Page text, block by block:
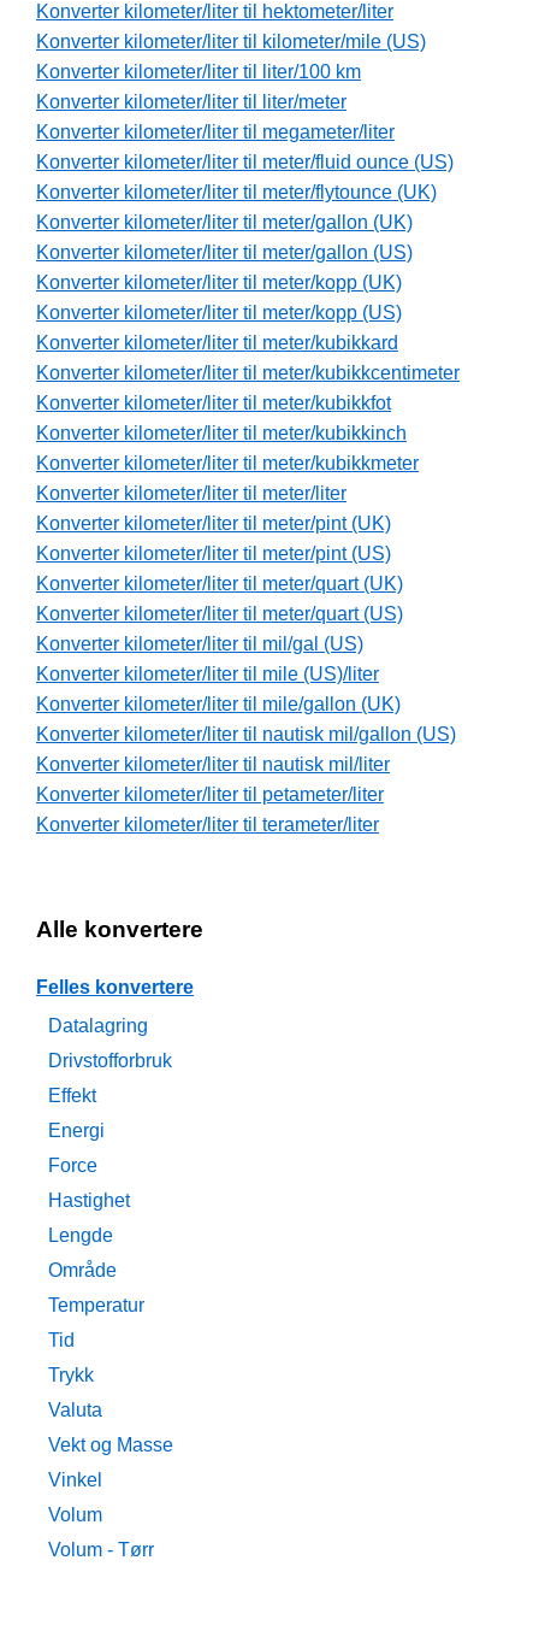
Konverter kilometer/liter til hektometer/liter
Konverter kilometer/liter til kilometer/mile (US)
Konverter kilometer/liter til liter/100 km
Konverter kilometer/liter til liter/meter
Konverter kilometer/liter til megameter/liter
Konverter kilometer/liter til meter/fluid ounce (US)
Konverter kilometer/liter til meter/flytounce (UK)
Konverter kilometer/liter til meter/gallon (UK)
Konverter kilometer/liter til meter/gallon (US)
Konverter kilometer/liter til meter/kopp (UK)
Konverter kilometer/liter til meter/kopp (US)
Konverter kilometer/liter til meter/kubikkard
Konverter kilometer/liter til meter/kubikkcentimeter
Konverter kilometer/liter til meter/kubikkfot
Konverter kilometer/liter til meter/kubikkinch
Konverter kilometer/liter til meter/kubikkmeter
Konverter kilometer/liter til meter/liter
Konverter kilometer/liter til meter/pint (UK)
Konverter kilometer/liter til meter/pint (US)
Konverter kilometer/liter til meter/quart (UK)
Konverter kilometer/liter til meter/quart (US)
Konverter kilometer/liter til mil/gal (US)
Konverter kilometer/liter til mile (US)/liter
Konverter kilometer/liter til mile/gallon (UK)
Konverter kilometer/liter til nautisk mil/gallon (US)
Konverter kilometer/liter til nautisk mil/liter
Konverter kilometer/liter til petameter/liter
Konverter kilometer/liter til terameter/liter
Alle konvertere
Felles konvertere
Datalagring
Drivstofforbruk
Effekt
Energi
Force
Hastighet
Lengde
Område
Temperatur
Tid
Trykk
Valuta
Vekt og Masse
Vinkel
Volum
Volum - Tørr